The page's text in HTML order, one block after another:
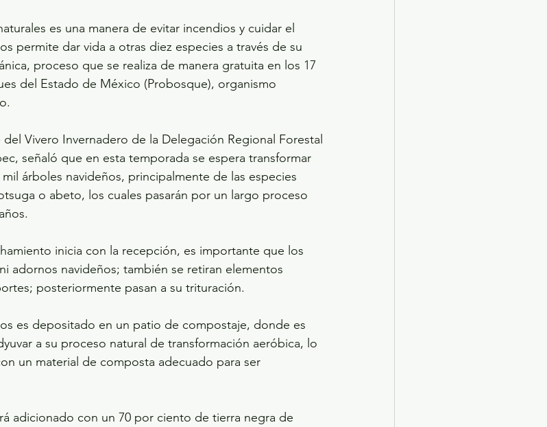
es una manera de evitar incendios y cuidar el
permite dar vida a otras diez especies a través de su
proceso que se realiza de manera gratuita en los 17
del Estado de México (Probosque), organismo
del Vivero Invernadero de la Delegación Regional Forestal
señaló que en esta temporada se espera transformar
árboles navideños, principalmente de las especies
o abeto, los cuales pasarán por un largo proceso
inicia con la recepción, es importante que los
adornos navideños; también se retiran elementos
posteriormente pasan a su trituración.
es depositado en un patio de compostaje, donde es
a su proceso natural de transformación aeróbica, lo
un material de composta adecuado para ser
adicionado con un 70 por ciento de tierra negra de